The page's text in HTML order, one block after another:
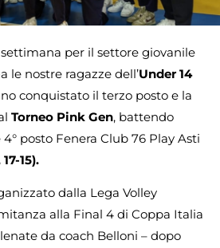
per il settore giovanile
le nostre ragazze dell’Under 14
conquistato il terzo posto e la
Torneo Pink Gen, battendo
posto Fenera Club 76 Play Asti
15).
dalla Lega Volley
alla Final 4 di Coppa Italia
da coach Belloni – dopo